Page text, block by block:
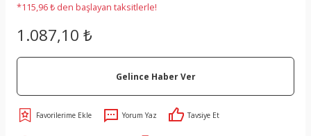
*115,96 ₺ den başlayan taksitlerle!
1.087,10 ₺
Gelince Haber Ver
Yorum Yaz Tavsiye Et